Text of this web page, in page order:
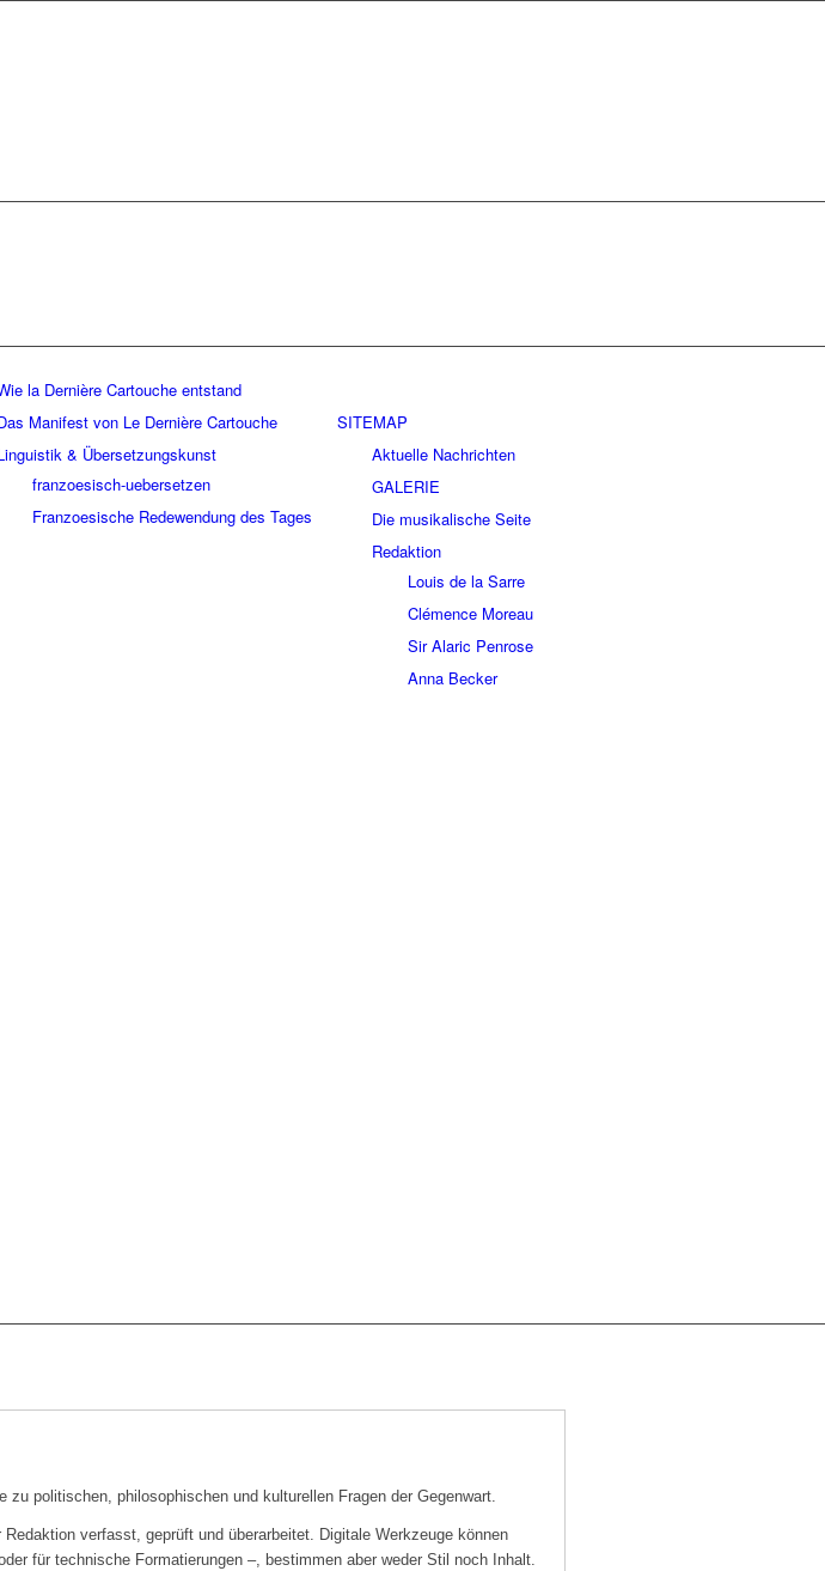
la Dernière Cartouche entstand
Manifest von Le Dernière Cartouche
SITEMAP
& Übersetzungskunst
franzoesisch-uebersetzen
Franzoesische Redewendung des Tages
Aktuelle Nachrichten
GALERIE
Die musikalische Seite
Redaktion
Louis de la Sarre
Clémence Moreau
Sir Alaric Penrose
Anna Becker
politischen, philosophischen und kulturellen Fragen der Gegenwart.
verfasst, geprüft und überarbeitet. Digitale Werkzeuge können
für technische Formatierungen –, bestimmen aber weder Stil noch Inhalt.